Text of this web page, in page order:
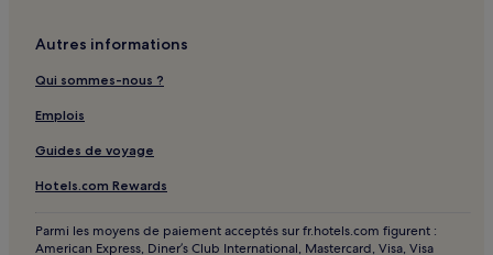
Autres informations
Qui sommes-nous ?
Emplois
Guides de voyage
Hotels.com Rewards
Parmi les moyens de paiement acceptés sur fr.hotels.com figurent :
American Express, Diner’s Club International, Mastercard, Visa, Visa